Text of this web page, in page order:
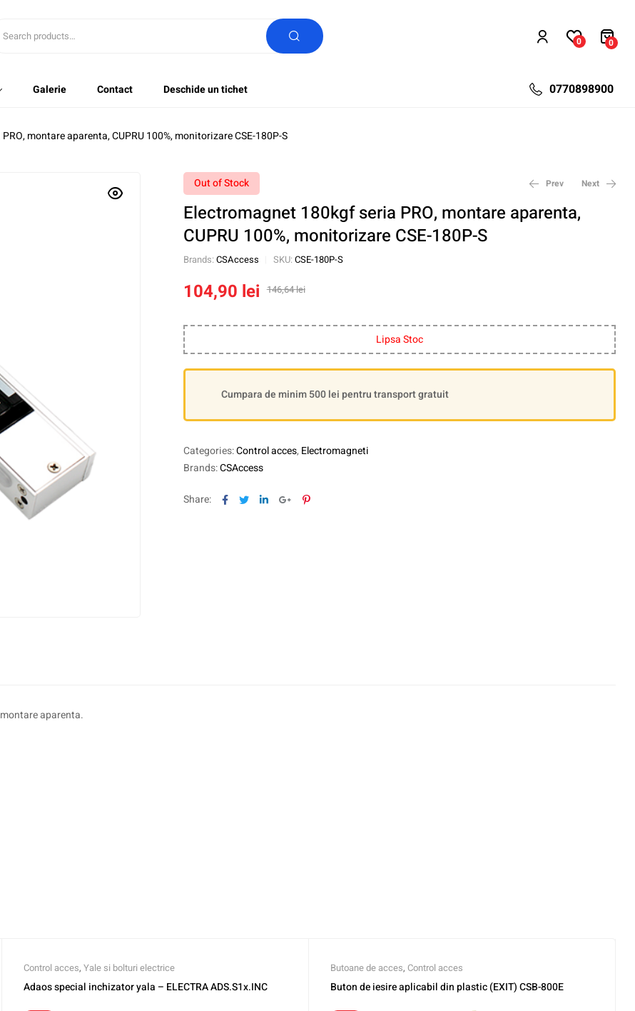
0 0
Galerie Contact Deschide un tichet 0770898900
montare aparenta, CUPRU 100%, monitorizare CSE-180P-S
Out of Stock Prev Next
Electromagnet 180kgf seria PRO, montare aparenta,
CUPRU 100%, monitorizare CSE-180P-S
Brands: CSAccess SKU: CSE-180P-S
146,64lei
104,90 lei
Lipsa Stoc
Cumpara de minim 500 lei pentru transport gratuit
Categories:Control acces, Electromagneti
Brands:CSAccess
Share: Facebook
TwitterLinkedinGoogle+Pinterest
aparenta.
Control acces, Yale si bolturi electrice
Adaos special inchizator yala – ELECTRA ADS.S1x.INC
Butoane de acces, Control acces
Buton de iesire aplicabil din plastic (EXIT) CSB-800E